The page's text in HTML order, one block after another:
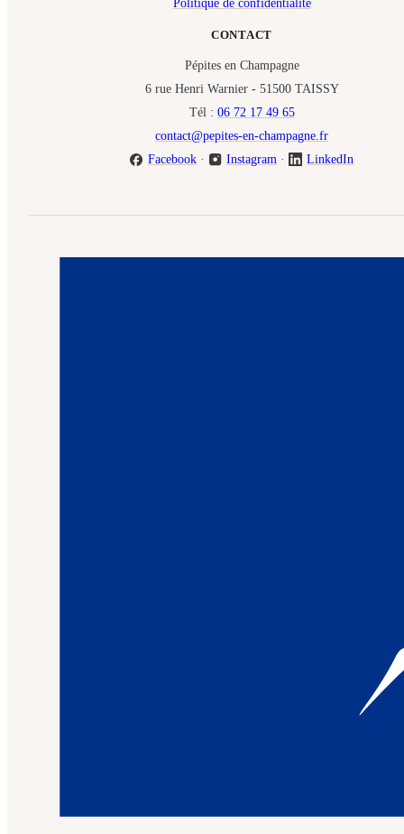
Politique de confidentialité
CONTACT
Pépites en Champagne
6 rue Henri Warnier - 51500 TAISSY
Tél : 06 72 17 49 65
contact@pepites-en-champagne.fr
Facebook· Instagram · LinkedIn